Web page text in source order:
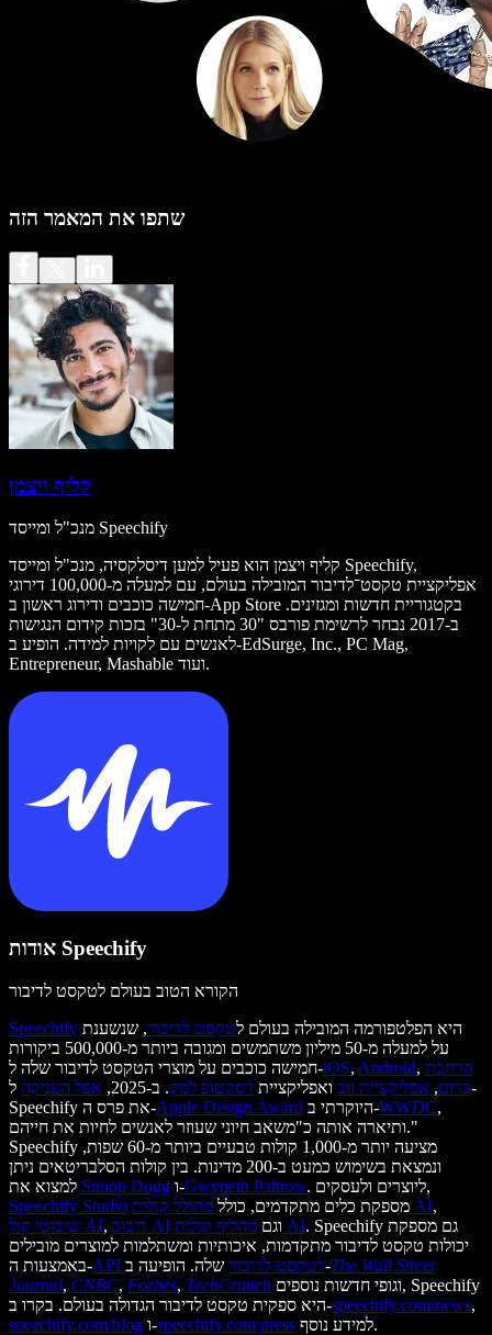
שתפו את המאמר הזה
קליף ויצמן
מנכ"ל ומייסד Speechify
קליף ויצמן הוא פעיל למען דיסלקסיה, מנכ"ל ומייסד Speechify,
אפליקציית טקסט־לדיבור המובילה בעולם, עם למעלה מ-100,000 דירוגי
חמישה כוכבים ודירוג ראשון ב-App Store בקטגוריית חדשות ומגזינים.
ב-2017 נבחר לרשימת פורבס "30 מתחת ל-30" בזכות קידום הנגישות
לאנשים עם לקויות למידה. הופיע ב-EdSurge, Inc., PC Mag,
Entrepreneur, Mashable ועוד.
אודות Speechify
הקורא הטוב בעולם לטקסט לדיבור
Speechify
היא הפלטפורמה המובילה בעולם לטקסט לדיבור, שנשענת
על למעלה מ-50 מיליון משתמשים ומגובה ביותר מ-500,000 ביקורות
חמישה כוכבים על מוצרי הטקסט לדיבור שלה ל-iOS, Android, הרחבת
כרום, אפליקציית ווב ואפליקציית דסקטופ למק. ב-2025, אפל העניקה ל-
Speechify את פרס ה-Apple Design Award היוקרתי ב-WWDC,
ותיארה אותה כ"משאב חיוני שעוזר לאנשים לחיות את חייהם."
Speechify מציעה יותר מ-1,000 קולות טבעיים ביותר מ-60 שפות,
ונמצאת בשימוש כמעט ב-200 מדינות. בין קולות הסלבריטאים ניתן
Snoop Dogg ו-Gwyneth Paltrow
. ליוצרים ולעסקים,
Speechify Studio
מספקת כלים מתקדמים, כולל מחולל קולות AI,
שיבוטי קול AI, דיבוב AI וגם מחליף קולות AI. Speechify גם מספקת
יכולות טקסט לדיבור מתקדמות, איכותיות ומשתלמות למוצרים מובילים
באמצעות ה-
API לטקסט לדיבורשלה. הופיעה ב-The Wall Street
Journal, CNBC, Forbes, TechCrunch
היא ספקית טקסט לדיבור הגדולה בעולם. בקרו ב-speechify.com/news,
speechify.com/blog ו-speechify.com/press למידע נוסף.